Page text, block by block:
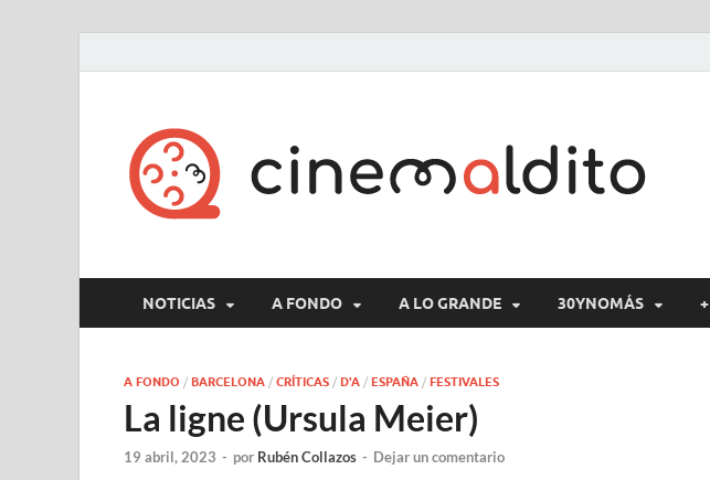
NOTICIAS A FONDO A LO GRANDE 30YNOMÁS +
A FONDO / BARCELONA / CRÍTICAS / D'A / ESPAÑA / FESTIVALES
La ligne (Ursula Meier)
19 abril, 2023 - por Rubén Collazos - Dejar un comentario